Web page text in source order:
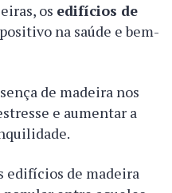
os edifícios de
na saúde e bem-
de madeira nos
e aumentar a
edifícios de madeira